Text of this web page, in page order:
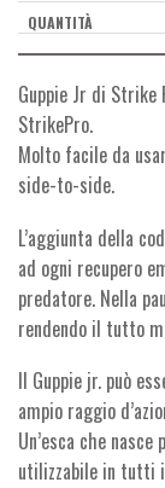
Guppie Jr di Strike
StrikePro.
Molto facile da
side-to-side.
L’aggiunta della
ad ogni recupero
predatore. Nella
rendendo il tutto
Il Guppie jr. può
ampio raggio
Un’esca che
utilizzabile in tutti i